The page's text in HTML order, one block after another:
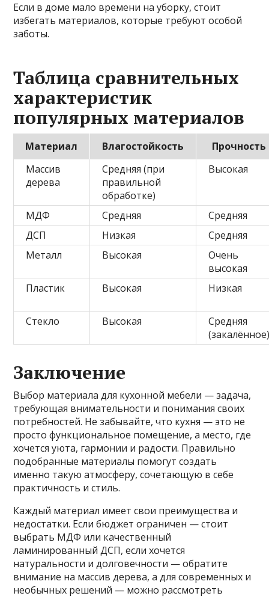
Если в доме мало времени на уборку, стоит
избегать материалов, которые требуют особой
заботы.
Таблица сравнительных
характеристик
популярных материалов
Материал Влагостойкость
Прочность
Массив
дерева
Средняя (при
правильной
обработке)
Высокая
МДФ Средняя
Средняя
ДСП
Низкая
Средняя
Металл
Высокая
Очень
высокая
Пластик
Высокая Низкая
Стекло Высокая
Средняя
Заключение
Выбор материала для кухонной мебели — задача,
требующая внимательности и понимания своих
потребностей. Не забывайте, что кухня — это не
просто функциональное помещение, а место, где
хочется уюта, гармонии и радости. Правильно
подобранные материалы помогут создать
именно такую атмосферу, сочетающую в себе
практичность и стиль.
Каждый материал имеет свои преимущества и
недостатки. Если бюджет ограничен — стоит
выбрать МДФ или качественный
ламинированный ДСП, если хочется
натуральности и долговечности — обратите
внимание на массив дерева, а для современных и
необычных решений — можно рассмотреть